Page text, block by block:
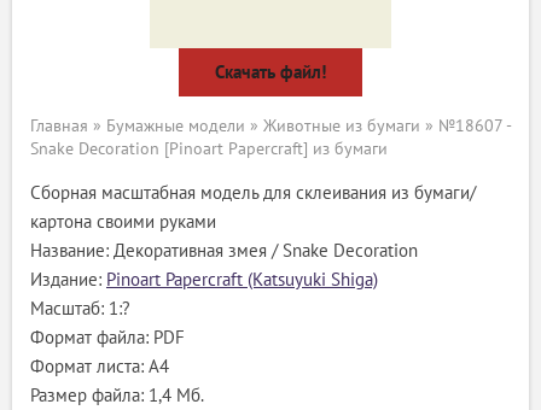
Скачать файл!
Главная » Бумажные модели » Животные из бумаги » №18607 -
Snake Decoration [Pinoart Papercraft] из бумаги
Сборная масштабная модель для склеивания из бумаги/
картона своими руками
Название: Декоративная змея / Snake Decoration
Издание: Pinoart Papercraft (Katsuyuki Shiga)
Масштаб: 1:?
Формат файла: PDF
Формат листа: А4
Размер файла: 1,4 Мб.